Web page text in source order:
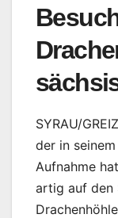
SYRAU/
der in
Aufnahme
artig auf den